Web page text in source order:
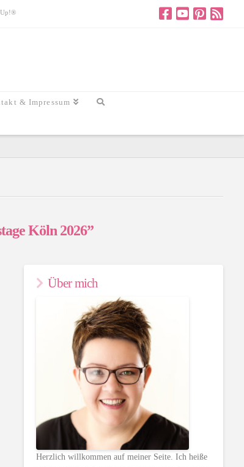
Up!®
& Impressum
Köln 2026”
Über mich
Herzlich willkommen auf meiner Seite. Ich heiße